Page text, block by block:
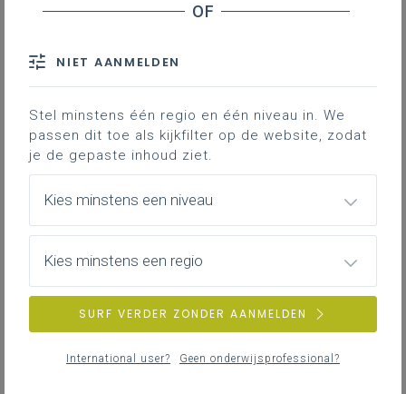
Vertaling van de kernwaarden in principes
Wat is een missie?
Een missie geeftkernachtig
naar buiten wil uitdragen. Een missie is in
principe een tijdloos permanent gegeven.
Een voorbeeld
Missie van Unicef: ‘Aandacht en financiële
steun stimuleren bij het grote publiek,
NIET AANMELDEN
Stel minstens één regio en één niveau in. We
passen dit toe als kijkfilter op de website, zodat
je de gepaste inhoud ziet.
Kies minstens een niveau
Kies minstens een regio
SURF VERDER ZONDER AANMELDEN
International user? Geen onderwijsprofessional?